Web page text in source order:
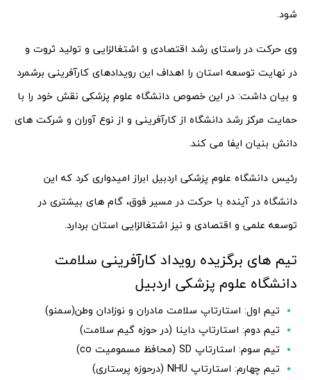
شود.
وی حرکت در راستای رشد اقتصادی و اشتغالزایی و تولید ثروت و
در نهایت توسعه استان را اهداف این رویدادهای کارآفرینی برشمرد
و بیان داشت: در این خصوص دانشگاه علوم پزشکی نقش خود را با
حمایت مرکز رشد دانشگاه از کارآفرینی و از نوع آوران و شرکت های
دانش بنیان ایفا می کند.
رئیس دانشگاه علوم پزشکی اردبیل ابراز امیدواری کرد که این
دانشگاه در آینده با حرکت در مسیر فوق، گام های بیشتری در
توسعه علمی و اقتصادی و نیز اشتغالزایی استان بردارد.
تیم های برگزیده رویداد کارآفرینی سلامت
دانشگاه علوم پزشکی اردبیل
تیم اول: استارتاپ سلامت مادران و نوزادان وطن(سمنو)
تیم دوم: استارتاپ داینا (در حوزه گیم سلامت)
تیم سوم: استارتاپ SD (محافظ مسمومیت co)
تیم چهارم: استارتاپ NHU (درحوزه پرستاری)